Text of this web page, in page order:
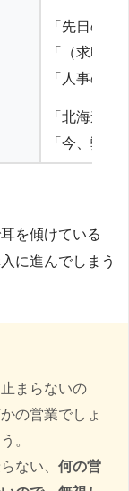
「先日の
「（求職
「人事の方
「北海道
「今、弊
を傾けている
に進んでしまう
まらないの
の営業でしょ
。
ない、 何の営